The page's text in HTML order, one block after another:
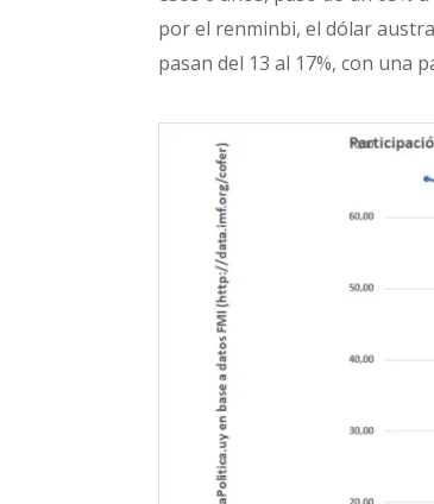
por el renminbi, el dólar
pasan del 13 al 17%, con una